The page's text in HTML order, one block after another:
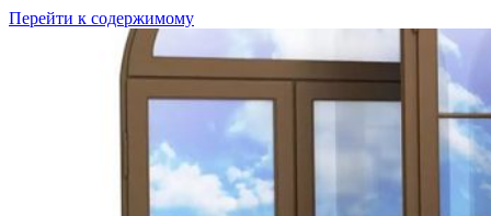
Перейти к содержимому